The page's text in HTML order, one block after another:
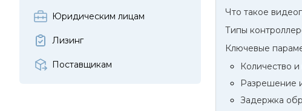
Юридическим лицам
Лизинг
Поставщикам
Что такое
Типы
Ключевые
Количество
Разрешение
Задержка